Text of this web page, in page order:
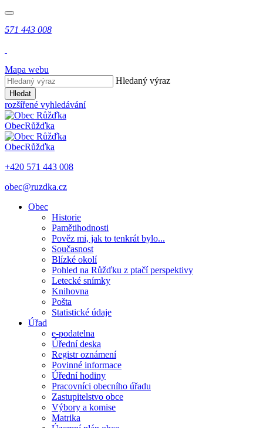
571 443 008
Mapa webu
Hledaný výraz
Hledat
rozšířené vyhledávání
ObecRůžďka
ObecRůžďka
+420 571 443 008
obec@ruzdka.cz
Obec
Historie
Pamětihodnosti
Pověz mi, jak to tenkrát bylo...
Současnost
Blízké okolí
Pohled na Růžďku z ptačí perspektivy
Letecké snímky
Knihovna
Pošta
Statistické údaje
Úřad
e-podatelna
Úřední deska
Registr oznámení
Povinné informace
Úřední hodiny
Pracovníci obecního úřadu
Zastupitelstvo obce
Výbory a komise
Matrika